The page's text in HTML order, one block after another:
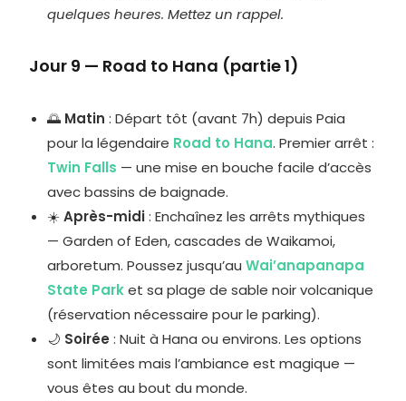
quelques heures. Mettez un rappel.
Jour 9 — Road to Hana (partie 1)
🌅 Matin : Départ tôt (avant 7h) depuis Paia
pour la légendaire Road to Hana. Premier arrêt :
Twin Falls — une mise en bouche facile d’accès
avec bassins de baignade.
☀️Après-midi: Enchaînez les arrêts mythiques
— Garden of Eden, cascades de Waikamoi,
arboretum. Poussez jusqu’auWai’anapanapa
State Parket sa plage de sable noir volcanique
(réservation nécessaire pour le parking).
🌙 Soirée : Nuit à Hana ou environs. Les options
sont limitées mais l’ambiance est magique —
vous êtes au bout du monde.